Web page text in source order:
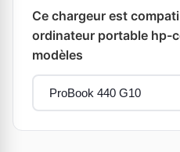
Ce chargeur est
ordinateur portable hp-
modèles